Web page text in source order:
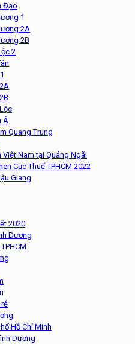
Đạo
1
2A
2B
2
Á
Quang Trung
Nam tại Quảng Ngãi
Cục Thuế TPHCM 2022
Giang
2020
Dương
Hồ Chí Minh
Dương